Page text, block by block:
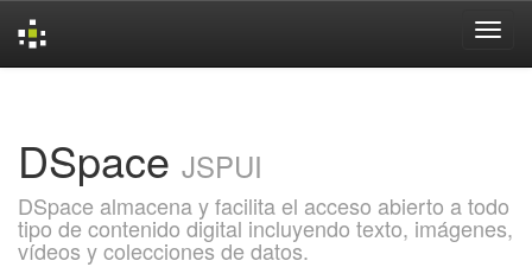
DSpace JSPUI
DSpace almacena y facilita el acceso abierto a todo
tipo de contenido digital incluyendo texto, imágenes,
vídeos y colecciones de datos.